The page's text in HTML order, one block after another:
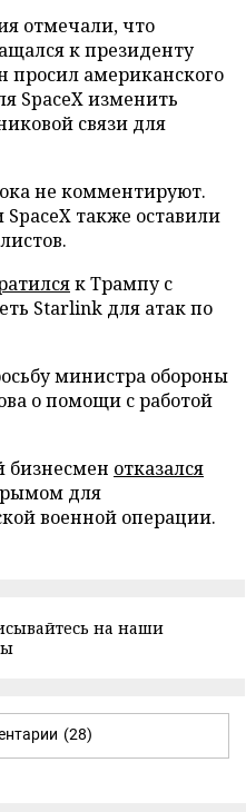
отмечали, что
к президенту
американского
SpaceX изменить
связи для
не комментируют.
также оставили
к Трампу с
Starlink для атак по
министра обороны
о помощи с работой
бизнесмен отказался
для
военной операции.
на наши
(28)